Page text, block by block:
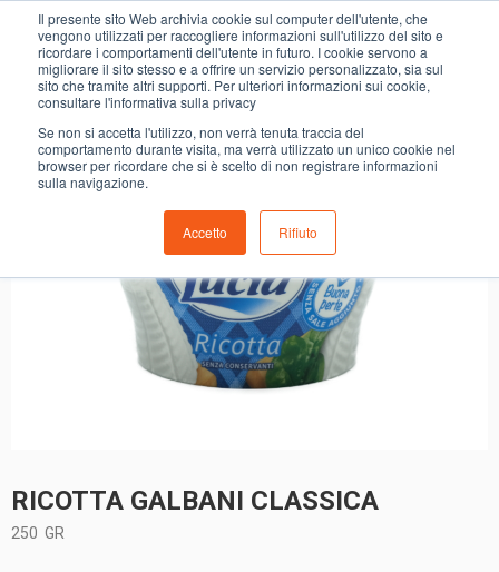
Il presente sito Web archivia cookie sul computer dell'utente, che
vengono utilizzati per raccogliere informazioni sull'utilizzo del sito e
ricordare i comportamenti dell'utente in futuro. I cookie servono a
migliorare il sito stesso e a offrire un servizio personalizzato, sia sul
sito che tramite altri supporti. Per ulteriori informazioni sui cookie,
consultare l'informativa sulla privacy
Se non si accetta l'utilizzo, non verrà tenuta traccia del
comportamento durante visita, ma verrà utilizzato un unico cookie nel
browser per ricordare che si è scelto di non registrare informazioni
sulla navigazione.
Accetto Rifiuto
RICOTTA GALBANI CLASSICA
RICOTTA GALBANI CLASSICA
250 GR